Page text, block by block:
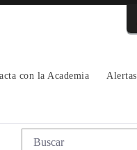
con la Academia Alertas
de Policía
Búsqueda web